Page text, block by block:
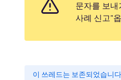
문자를 보
사례 신고"
이 쓰레드는 보존되었습니